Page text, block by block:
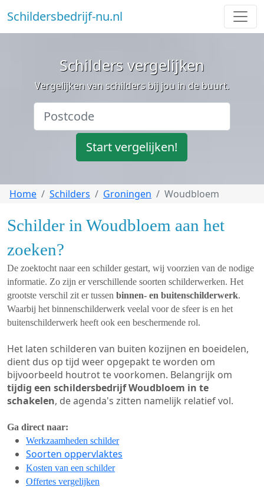
Schildersbedrijf-nu.nl
Schilders vergelijken
Vergelijken van schilders bij jou in de buurt.
Start vergelijken!
Home Schilders Groningen Woudbloem
Schilder in Woudbloem aan het
zoeken?
De zoektocht naar een schilder gestart, wij voorzien van de nodige
informatie. Zo zijn er verschillende soorten schilderwerken. Het
grootste verschil zit er tussen binnen- en buitenschilderwerk.
Waarbij het binnenschilderwerk veelal voor de sfeer is en het
buitenschilderwerk heeft ook een beschermende rol.
Het laten schilderen van buiten kozijnen en boeidelen,
dient dus op tijd weer opgepakt te worden om
bijvoorbeeld houtrot te voorkomen. Belangrijk om
tijdig een schildersbedrijf Woudbloem in te
schakelen, de agenda's zitten namelijk relatief vol.
Ga direct naar:
Werkzaamheden schilder
Soorten oppervlaktes
Kosten van een schilder
Offertes vergelijken